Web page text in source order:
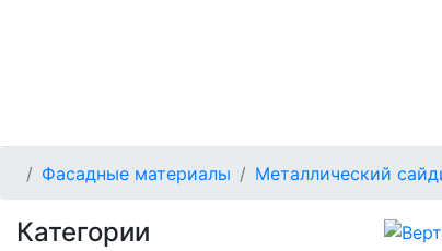
Фасадные материалы Металлический
Категории